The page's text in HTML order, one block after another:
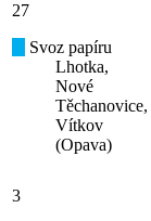
27
Svoz papíru
Lhotka,
Nové
Těchanovice,
Vítkov
(Opava)
3